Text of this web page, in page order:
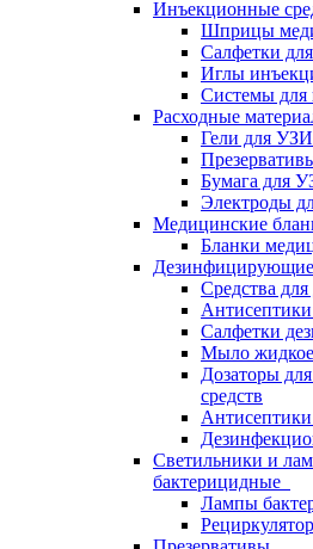
Инъекционные
Шприцы
Салфетки
Иглы
Системы для
Расходные
Гели для
Бумага для
Электроды
Медицинские
Бланки
Дезинфицирующие
Средства
Салфетки
Мыло
Дозаторы
средств
Светильники и
бактерицидные
Лампы